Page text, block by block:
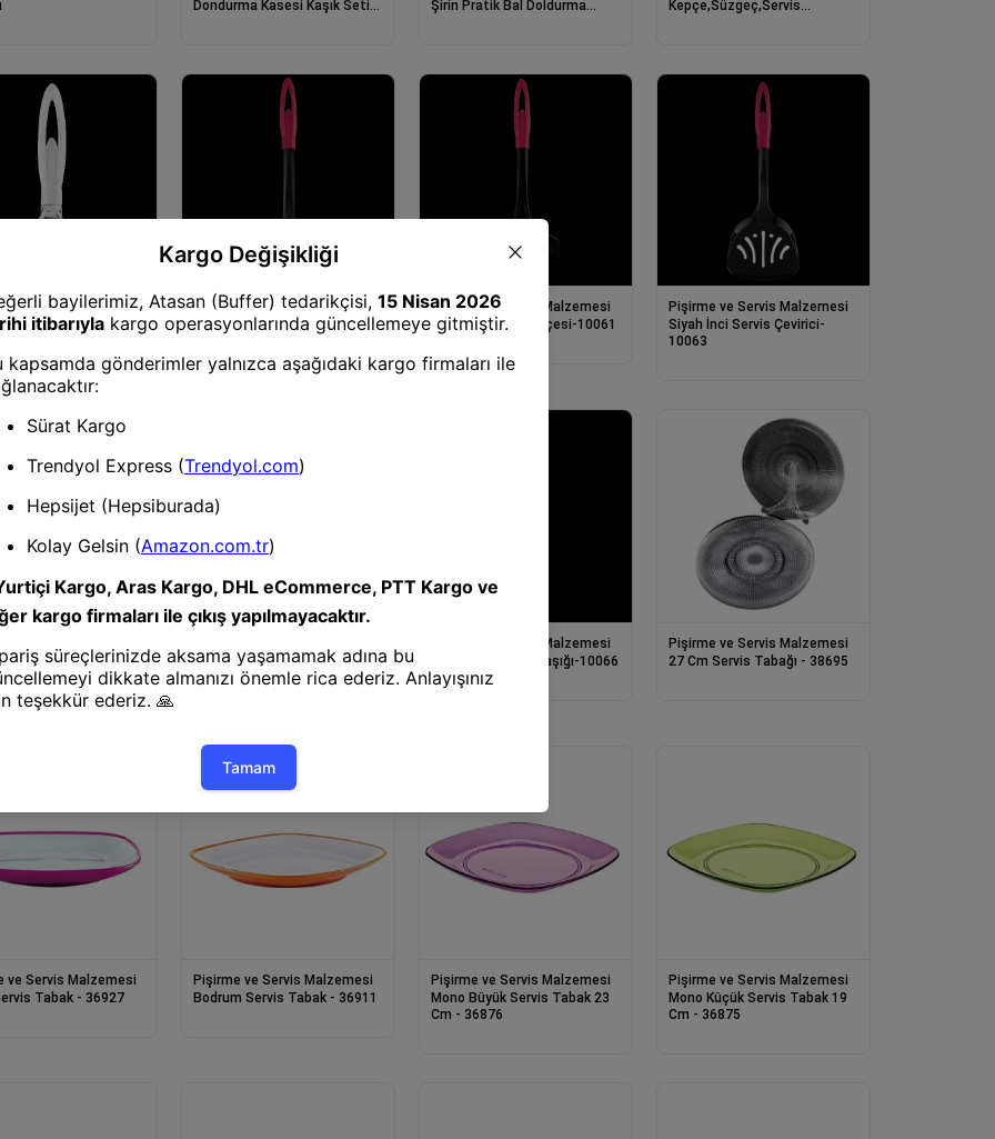
Dondurma Kasesi Kaşık Seti
Şirin Pratik Bal Doldurma
Kepçe,Süzgeç,Servis
ve Servis Malzemesi
Kaşığı-10058
Pişirme ve Servis Malzemesi
Siyah İnci Makarna Kepçesi-
Pişirme ve Servis Malzemesi
Siyah İnci Sos Kepçesi-10061
Pişirme ve Servis Malzemesi
Siyah İnci Servis Çevirici-
10063
Servis Kevgiri-
Siyah İnci Servis Kepçesi-
10065
Pişirme ve Servis Malzemesi
Siyah İnci Servis Kaşığı-10066
Pişirme ve Servis Malzemesi
27 Cm Servis Tabağı - 38695
ve Servis Malzemesi
Tabak - 36927
Pişirme ve Servis Malzemesi
Bodrum Servis Tabak - 36911
Pişirme ve Servis Malzemesi
Mono Büyük Servis Tabak 23
Cm - 36876
Pişirme ve Servis Malzemesi
Mono Küçük Servis Tabak 19
Cm - 36875